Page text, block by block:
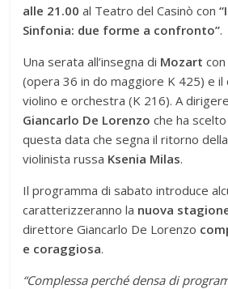
alle 21.00 al Teatro del Casinò con
Sinfonia: due forme a confronto”.
Una serata all’insegna di Mozart con
(opera 36 in do maggiore K 425) e
violino e orchestra (K 216). A
Giancarlo De Lorenzo che ha
questa data che segna il ritorno
violinista russa Ksenia Milas.
Il programma di sabato introduce
caratterizzeranno la nuova
direttore Giancarlo De Lorenzo
e coraggiosa.
“Complessa perché densa di